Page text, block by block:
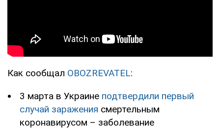
Как сообщал OBOZREVATEL:
3 марта в Украине подтвердили первый
случай заражения смертельным
коронавирусом – заболевание